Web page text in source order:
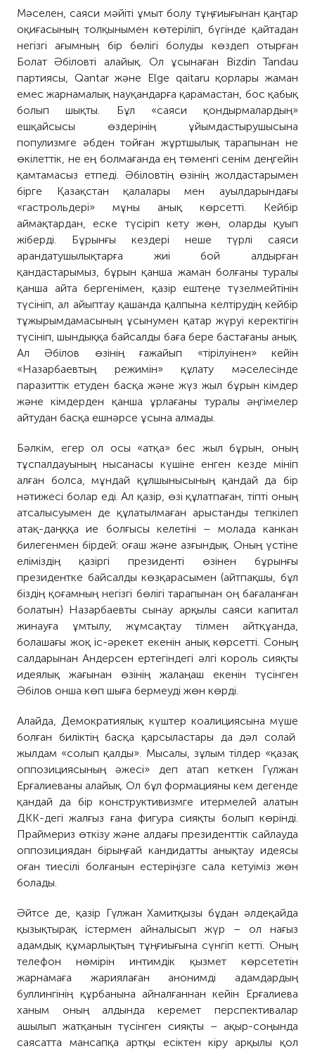
Мәселен, саяси мәйіті ұмыт болу тұңғиығынан қаңтар
оқиғасының толқынымен көтеріліп, бүгінде қайтадан
негізгі ағымның бір бөлігі болуды көздеп отырған
Болат Әбіловті алайық. Ол ұсынаған Bizdin Tandau
партиясы, Qantar және Elge qaitaru қорлары жаман
емес жарнамалық науқандарға қарамастан, бос қабық
болып шықты. Бұл «саяси қондырмалардың»
ешқайсысы өздерінің ұйымдастырушысына
популизмге әбден тойған жұртшылық тарапынан не
өкілеттік, не ең болмағанда ең төменгі сенім деңгейін
қамтамасыз етпеді. Әбіловтің өзінің жолдастарымен
бірге Қазақстан қалалары мен ауылдарындағы
«гастрольдері» мұны анық көрсетті. Кейбір
аймақтардан, еске түсіріп кету жөн, оларды қуып
жіберді. Бұрынғы кездері неше түрлі саяси
арандатушылықтарға жиі бой алдырған
қандастарымыз, бұрын қанша жаман болғаны туралы
қанша айта бергенімен, қазір ештеңе түзелмейтінін
түсініп, ал айыптау қашанда қалпына келтірудің кейбір
тұжырымдамасының ұсынумен қатар жүруі керектігін
түсініп, шындыққа байсалды баға бере бастағаны анық.
Ал Әбілов өзінің ғажайып «тірілуінен» кейін
«Назарбаевтың режимін» құлату мәселесінде
паразиттік етуден басқа және жүз жыл бұрын кімдер
және кімдерден қанша ұрлағаны туралы әңгімелер
айтудан басқа ешнәрсе ұсына алмады.
Бәлкім, егер ол осы «атқа» бес жыл бұрын, оның
тұспалдауының нысанасы күшіне енген кезде мініп
алған болса, мұндай құлшынысының қандай да бір
нәтижесі болар еді. Ал қазір, өзі құлатпаған, тіпті оның
атсалысуымен де құлатылмаған арыстанды тепкілеп
атақ-даңққа ие болғысы келетіні – молада канкан
билегенмен бірдей: оғаш және азғындық. Оның үстіне
еліміздің қазіргі президенті өзінен бұрынғы
президентке байсалды көзқарасымен (айтпақшы, бұл
біздің қоғамның негізгі бөлігі тарапынан оң бағаланған
болатын) Назарбаевты сынау арқылы саяси капитал
жинауға ұмтылу, жұмсақтау тілмен айтқұанда,
болашағы жоқ іс-әрекет екенін анық көрсетті. Соның
салдарынан Андерсен ертегіндегі әлгі король сияқты
идеялық жағынан өзінің жалаңаш екенін түсінген
Әбілов онша көп шыға бермеуді жөн көрді.
Алайда, Демократиялық күштер коалициясына мүше
болған биліктің басқа қарсыластары да дәл солай
жылдам «солып қалды». Мысалы, зұлым тілдер «қазақ
оппозициясының әжесі» деп атап кеткен Гүлжан
Ерғалиеваны алайық. Ол бұл формацияны кем дегенде
қандай да бір конструктивизмге итермелей алатын
ДКК-дегі жалғыз ғана фигура сияқты болып көрінді.
Праймериз өткізу және алдағы президенттік сайлауда
оппозициядан бірыңғай кандидатты анықтау идеясы
оған тиесілі болғанын естеріңізге сала кетуіміз жөн
болады.
Әйтсе де, қазір Гүлжан Хамитқызы бұдан әлдеқайда
қызықтырақ істермен айналысып жүр – ол нағыз
адамдық құмарлықтың тұңғиығына сүнгіп кетті. Оның
телефон нөмірін интимдік қызмет көрсететін
жарнамаға жариялаған анонимді адамдардың
буллингінің құрбанына айналғаннан кейін Ерғалиева
ханым оның алдында керемет перспективалар
ашылып жатқанын түсінген сияқты – ақыр-соңында
саясатта мансапқа артқы есіктен кіру арқылы қол